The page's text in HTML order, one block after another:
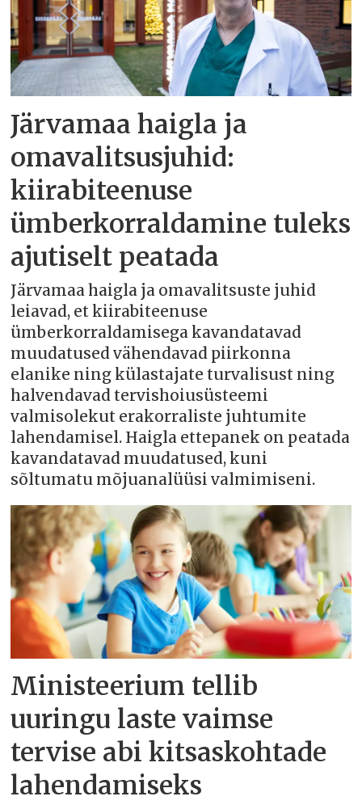
Järvamaa haigla ja
omavalitsusjuhid:
kiirabiteenuse
ümberkorraldamine tuleks
ajutiselt peatada
Järvamaa haigla ja omavalitsuste juhid
leiavad, et kiirabiteenuse
ümberkorraldamisega kavandatavad
muudatused vähendavad piirkonna
elanike ning külastajate turvalisust ning
halvendavad tervishoiusüsteemi
valmisolekut erakorraliste juhtumite
lahendamisel. Haigla ettepanek on peatada
kavandatavad muudatused, kuni
sõltumatu mõjuanalüüsi valmimiseni.
Ministeerium tellib
uuringu laste vaimse
tervise abi kitsaskohtade
lahendamiseks